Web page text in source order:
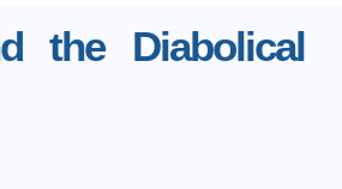
the Diabolical